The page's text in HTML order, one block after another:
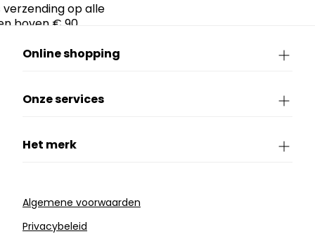
op alle
boven € 90.
Online shopping
Onze services
Het merk
Algemene voorwaarden
Privacybeleid